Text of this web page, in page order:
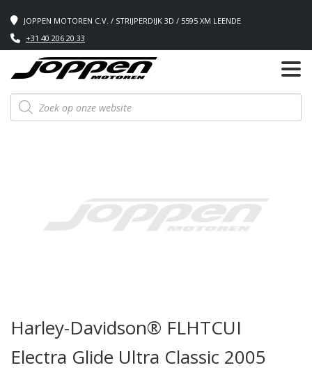
JOPPEN MOTOREN C.V. / STRIJPERDIJK 3D / 5595 XM LEENDE
+31 40 206 20 33
Producten
zoeken
Harley-Davidson® FLHTCUI
Electra Glide Ultra Classic 2005